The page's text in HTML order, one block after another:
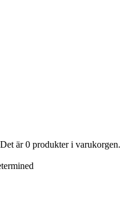
Det är0 produkter i varukorgen.